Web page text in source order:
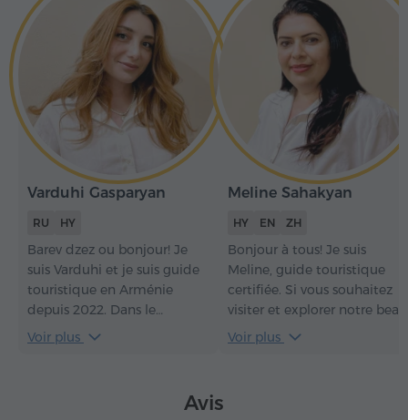
Varduhi Gasparyan
RU HY
Barev dzez ou bonjour! Je
suis Varduhi et je suis guide
touristique en Arménie
depuis 2022. Dans le
domaine du tourisme, c'est
déjà une belle expérience,
Voir plus
Meline Sahakyan
HY EN ZH
Bonjour à tous! Je suis
Meline, guide touristique
certifiée. Si vous souhaitez
visiter et explorer notre beau
pays, l'Arménie, avec une
guide compétente et
Voir plus
Avis